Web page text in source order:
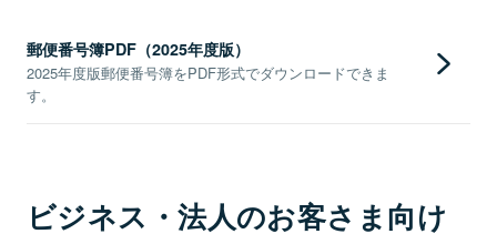
郵便番号簿PDF（2025年度版）
2025年度版郵便番号簿をPDF形式でダウンロードできま
す。
ビジネス・法人のお客さま向け